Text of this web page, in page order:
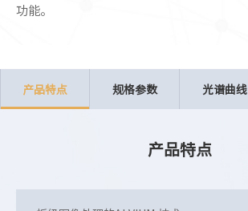
功能。
产品特点 规格参数 光谱曲线
产品特点